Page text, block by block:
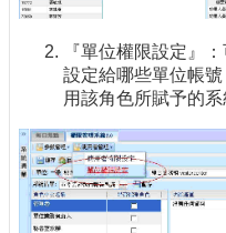
『單位權限設定』
設定給哪些單位帳
用該角色所賦予的系